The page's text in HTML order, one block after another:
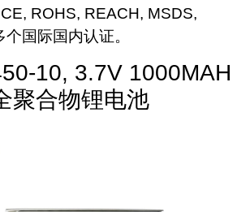
ROHS, REACH, MSDS,
国际国内认证。
10, 3.7V 1000MAH
聚合物锂电池